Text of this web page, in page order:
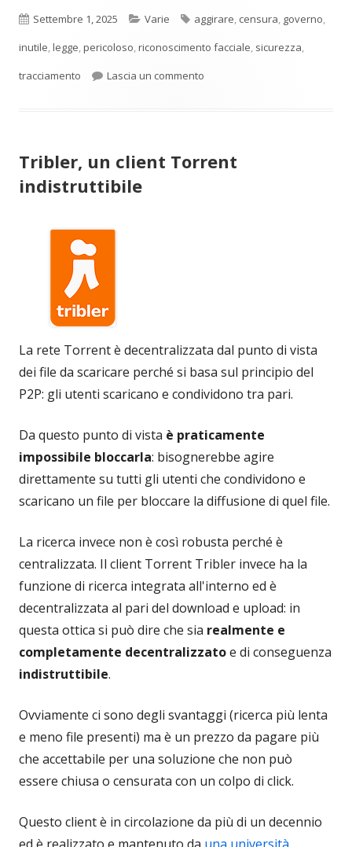
Pubblicato
Settembre 1, 2025 Categorie
Varie Tag
aggirare, censura, governo,
inutile,legge,pericoloso,riconoscimento facciale, sicurezza,
tracciamento
Lascia un commento
Tribler, un client Torrent
indistruttibile
La rete Torrent è decentralizzata dal punto di vista
dei file da scaricare perché si basa sul principio del
P2P: gli utenti scaricano e condividono tra pari.
Da questo punto di vista è praticamente
impossibile bloccarla: bisognerebbe agire
direttamente su tutti gli utenti che condividono e
scaricano un file per bloccare la diffusione di quel file.
La ricerca invece non è così robusta perché è
centralizzata. Il client Torrent Tribler invece ha la
funzione di ricerca integrata all'interno ed è
decentralizzata al pari del download e upload: in
questa ottica si può dire che sia realmente e
completamente decentralizzatoe di conseguenza
indistruttibile.
Ovviamente ci sono degli svantaggi (ricerca più lenta
e meno file presenti) ma è un prezzo da pagare più
che accettabile per una soluzione che non può
essere chiusa o censurata con un colpo di click.
Questo client è in circolazione da più di un decennio